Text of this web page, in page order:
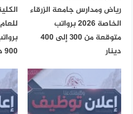
رياض ومدارس جامعة الزرقاء
الخاصة 2026 برواتب
متوقعة من 300 إلى 400
دينار
900 دينار